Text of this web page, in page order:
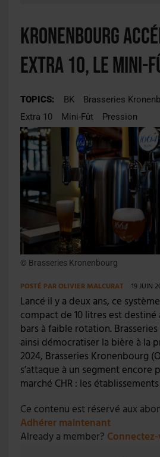
Kronenbourg
Extra 10, le mini-
TOPICS: BK Brasseries
Extra 10
Mini-Fût Pression
© Brasseries Kronenbourg
POSTÉ PAROLIVIER MALCURAT 19 JUIN
Lancé il y a deux ans, ce
compact de 10 litres est
bars à faible rotation.
ainsi démocratiser la bière à la
2024, Brasseries Kronenbourg
s’attaque à un segment encore
marché CHR : les
Ce contenu est réservé aux
Adhérer maintenant
Already a member?